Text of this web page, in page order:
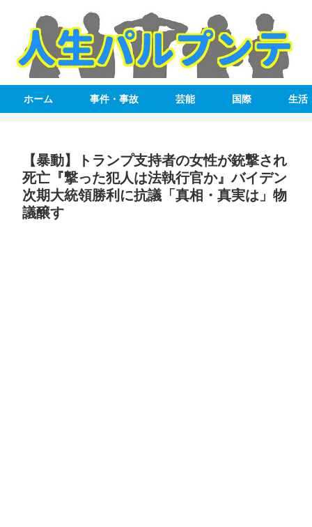
ホーム 事件・事故 芸能 国際 生活
【暴動】トランプ支持者の女性が銃撃され
死亡『撃った犯人は法執行官か』バイデン
次期大統領勝利に抗議「真相・真実は」物
議醸す